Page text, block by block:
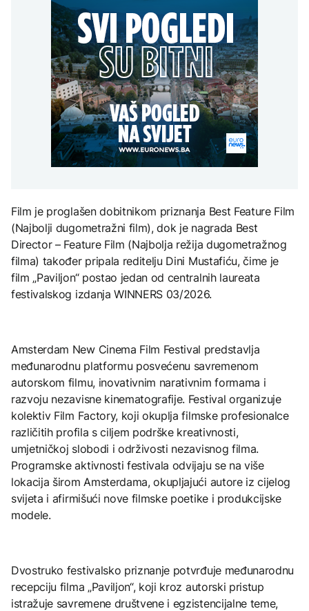
Brijega na racionalnu
potrošnju
DRUŠTVO
Zbog suše i smanjenih
zaliha vode upućen apel
građanima Širokog
Brijega na racionalnu
potrošnju
Grgurević traži
odgovore o planiranoj
solarnoj elektrani u
blizini Manastira Ostrog
ilegalna fabrika cigareta,
zaplijenjeni milioni
cigareta i tone duhana
EVROPA
Afganistanac u
Njemačkoj osuđen na
doživotni zatvor zbog
napada u Minhenu
ZDRAVLJE
Šta je Ciklospora i da li
prijeti širenje u Evropi?
KULTURA
spektakl “Brechtovi
duhovi”
Film je proglašen dobitnikom priznanja Best Feature Film
(Najbolji dugometražni film), dok je nagrada Best
Director – Feature Film (Najbolja režija dugometražnog
filma) također pripala reditelju Dini Mustafiću, čime je
film „Paviljon“ postao jedan od centralnih laureata
festivalskog izdanja WINNERS 03/2026.
Amsterdam New Cinema Film Festival predstavlja
međunarodnu platformu posvećenu savremenom
autorskom filmu, inovativnim narativnim formama i
razvoju nezavisne kinematografije. Festival organizuje
kolektiv Film Factory, koji okuplja filmske profesionalce
različitih profila s ciljem podrške kreativnosti,
umjetničkoj slobodi i održivosti nezavisnog filma.
Programske aktivnosti festivala odvijaju se na više
lokacija širom Amsterdama, okupljajući autore iz cijelog
svijeta i afirmišući nove filmske poetike i produkcijske
modele.
Dvostruko festivalsko priznanje potvrđuje međunarodnu
recepciju filma „Paviljon“, koji kroz autorski pristup
istražuje savremene društvene i egzistencijalne teme,